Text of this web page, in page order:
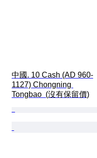
中國. 10 Cash (AD 960-
1127) Chongning
Tongbao  (沒有保留價)